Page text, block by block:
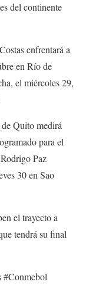
del continente
enfrentará a
en Río de
el miércoles 29,
Quito medirá
para el
Paz
30 en Sao
el trayecto a
tendrá su final
#Conmebol